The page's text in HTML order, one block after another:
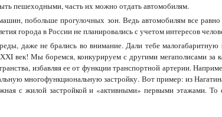
пешеходными, часть их можно отдать автомобилям.
побольше прогулочных зон. Ведь автомобилям все равно
города в России не планировались с учетом интересов
даже не брались во внимание. Дали тебе
век! Мы боремся, конкурируем с другими мегаполисами за
избавляя ее от функции транспортной артерии.
многофункциональную застройку. Вот пример: из
с жилой застройкой и «активными» первыми этажами.